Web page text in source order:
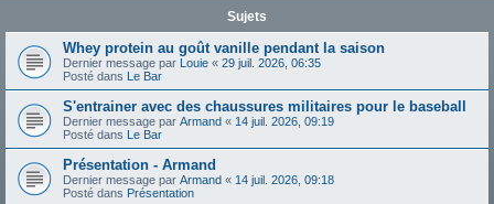
Sujets
Whey protein au goût vanille pendant la saison
Dernier message par Louie « 29 juil. 2026, 06:35
Posté dans Le Bar
S'entrainer avec des chaussures militaires pour le baseball
Dernier message par Armand « 14 juil. 2026, 09:19
Posté dans Le Bar
Présentation - Armand
Dernier message par Armand « 14 juil. 2026, 09:18
Posté dans Présentation